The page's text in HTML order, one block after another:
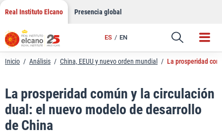
Saltar
contenido
Real Instituto Elcano Presencia global
ES EN
Enlace
Inicio / Análisis / China, EEUU y nuevo orden mundial / La prosperidad
La prosperidad común y la circulación
dual: el nuevo modelo de desarrollo
de China